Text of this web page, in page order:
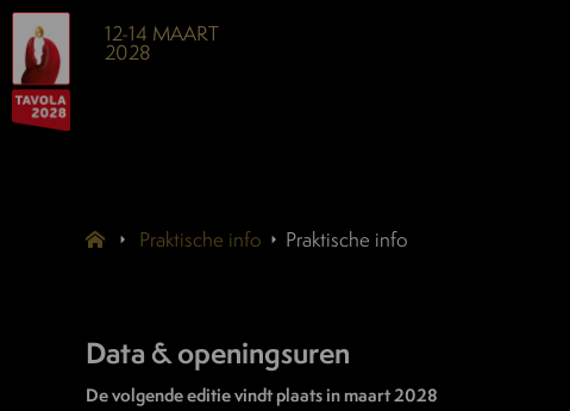
12-14 MAART
2028
Praktische info Praktische info
Data & openingsuren
De volgende editie vindt plaats in maart 2028